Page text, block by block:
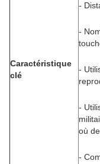
Caractéristique
clé
-
-
-
-
où
-